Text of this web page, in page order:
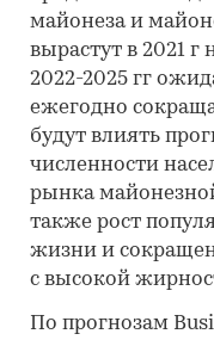
майонеза и
вырастут в 2021 г
2022-2025 гг
ежегодно
будут влиять
численности
рынка
также рост
жизни и
с высокой
По прогнозам